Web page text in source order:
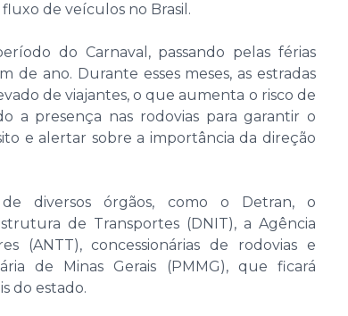
de veículos no Brasil.
do Carnaval, passando pelas férias
de ano. Durante esses meses, as estradas
de viajantes, o que aumenta o risco de
a presença nas rodovias para garantir o
e alertar sobre a importância da direção
diversos órgãos, como o Detran, o
de Transportes (DNIT), a Agência
(ANTT), concessionárias de rodovias e
de Minas Gerais (PMMG), que ficará
do estado.